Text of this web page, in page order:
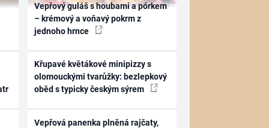
Vepřový guláš s houbami a pórkem
– krémový a voňavý pokrm z
jednoho hrnce
Křupavé květákové minipizzy s
olomouckými tvarůžky: bezlepkový
oběd s typicky českým sýrem
Vepřová panenka plněná rajčaty,